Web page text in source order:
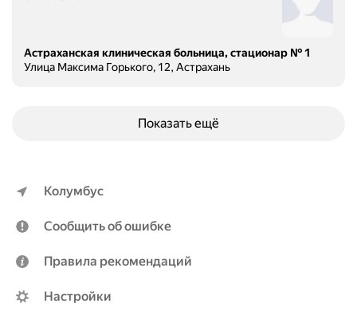
Астраханская клиническая больница, стационар № 1
Улица Максима Горького, 12, Астрахань
Показать ещё
Колумбус
Сообщить об ошибке
Правила рекомендаций
Настройки